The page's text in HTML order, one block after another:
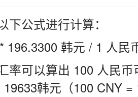
下公式进行计算：
196.3300 韩元 / 1 人民
率可以算出 100 人民
韩元（100 CNY =